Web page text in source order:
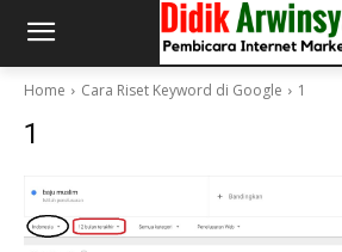
Home Cara Riset Keyword di Google 1
1